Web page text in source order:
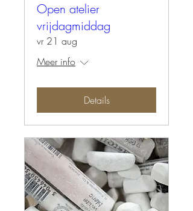
Open atelier
vrijdagmiddag
vr 21 aug
Meer info
Details